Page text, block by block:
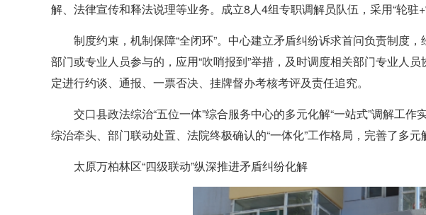
解、法律宣传和释法说理等业务。成立8人4组专职调解员队伍，采用“轮驻
制度约束，机制保障“全闭环”。中心建立矛盾纠纷诉求首问负责制度
部门或专业人员参与的，应用“吹哨报到”举措，及时调度相关部门专业人
定进行约谈、通报、一票否决、挂牌督办考核考评及责任追究。
交口县政法综治“五位一体”综合服务中心的多元化解“一站式”调解工
综治牵头、部门联动处置、法院终极确认的“一体化”工作格局，完善了多
太原万柏林区“四级联动”纵深推进矛盾纠纷化解